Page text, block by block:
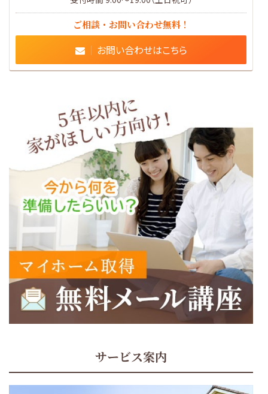
ご相談・お問い合わせ無料！
お問い合わせはこちら
サービス案内